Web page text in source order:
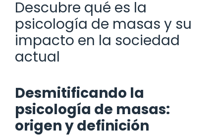
Descubre qué es la
psicología de masas y su
impacto en la sociedad
actual
Desmitificando la
psicología de masas:
origen y definición